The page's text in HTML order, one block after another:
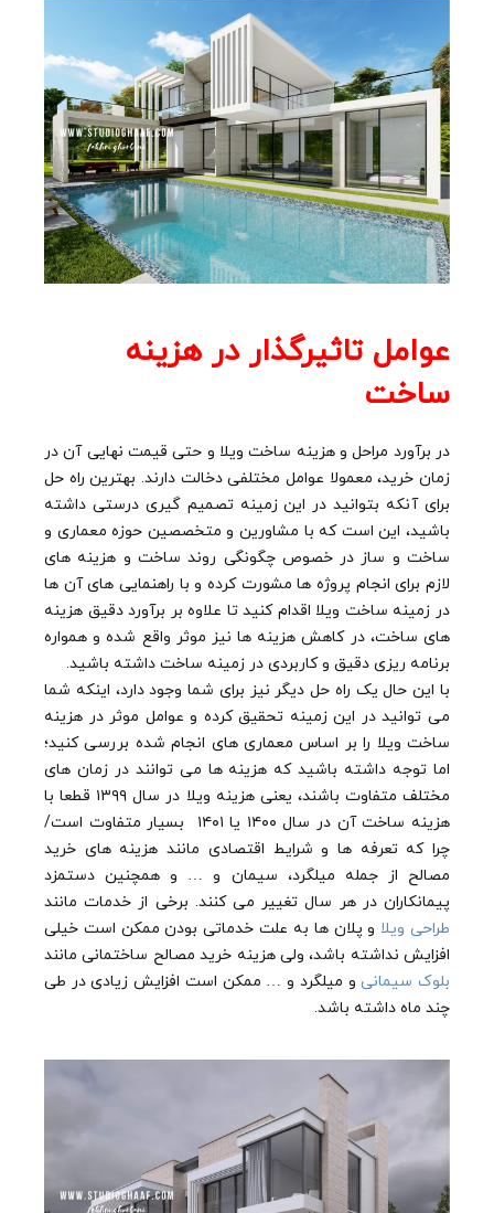
عوامل تاثیرگذار در هزینه
ساخت
در برآورد مراحل و هزینه ساخت ویلا و حتی قیمت نهایی آن در
زمان خرید، معمولا عوامل مختلفی دخالت دارند. بهترین راه حل
برای آنکه بتوانید در این زمینه تصمیم گیری درستی داشته
باشید، این است که با مشاورین و متخصصین حوزه معماری و
ساخت و ساز در خصوص چگونگی روند ساخت و هزینه های
لازم برای انجام پروژه ها مشورت کرده و با راهنمایی های آن ها
در زمینه ساخت ویلا اقدام کنید تا علاوه بر برآورد دقیق هزینه
های ساخت، در کاهش هزینه ها نیز موثر واقع شده و همواره
برنامه ریزی دقیق و کاربردی در زمینه ساخت داشته باشید.
با این حال یک راه حل دیگر نیز برای شما وجود دارد، اینکه شما
می توانید در این زمینه تحقیق کرده و عوامل موثر در هزینه
ساخت ویلا را بر اساس معماری های انجام شده بررسی کنید؛
اما توجه داشته باشید که هزینه ها می توانند در زمان های
مختلف متفاوت باشند، یعنی هزینه ویلا در سال ۱۳۹۹ قطعا با
هزینه ساخت آن در سال ۱۴۰۰ یا ۱۴۰۱ بسیار متفاوت است/
چرا که تعرفه ها و شرایط اقتصادی مانند هزینه های خرید
مصالح از جمله میلگرد، سیمان و … و همچنین دستمزد
پیمانکاران در هر سال تغییر می کنند. برخی از خدمات مانند
طراحی ویلا و پلان ها به علت خدماتی بودن ممکن است خیلی
افزایش نداشته باشد، ولی هزینه خرید مصالح ساختمانی مانند
بلوک سیمانیو میلگرد و … ممکن است افزایش زیادی در طی
چند ماه داشته باشد.